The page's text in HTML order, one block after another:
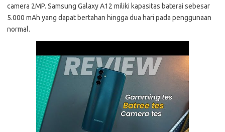
camera 2MP. Samsung Galaxy A12 miliki kapasitas baterai sebesar
5.000 mAh yang dapat bertahan hingga dua hari pada penggunaan
normal.